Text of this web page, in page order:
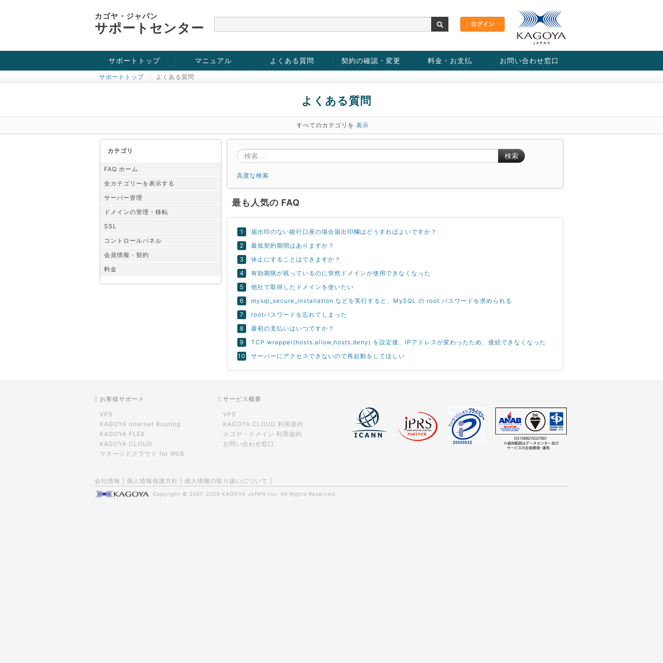
カゴヤ・ジャパン
サポートセンター
サポートトップ
お役立ち情報
チュートリアル
障害・メンテナンス情報
マニュアル よくある質問 契約の確認・変更 料金・お支払 お問い合わせ窓口
サポートトップ よくある質問
よくある質問
すべてのカテゴリを 表示
カテゴリ
FAQ ホーム
全カテゴリーを表示する
サーバー管理
ドメインの管理・移転
SSL
コントロールパネル
会員情報・契約
料金
検索
高度な検索
最も人気の FAQ
届出印のない銀行口座の場合届出印欄はどうすればよいですか？
最低契約期間はありますか？
休止にすることはできますか？
有効期限が残っているのに突然ドメインが使用できなくなった
他社で取得したドメインを使いたい
mysql_secure_installation などを実行すると、MySQL の root パスワードを求められる
rootパスワードを忘れてしまった
最初の支払いはいつですか？
TCP wrapper(hosts.allow,hosts.deny) を設定後、IPアドレスが変わったため、接続できなくなった
サーバーにアクセスできないので再起動をしてほしい
お客様サポート
VPS
KAGOYA Internet Routing
KAGOYA FLEX
KAGOYA CLOUD
マネージドクラウド for WEB
サービス概要
VPS
KAGOYA CLOUD 利用規約
カゴヤ・ドメイン 利用規約
お問い合わせ窓口
会社情報 個人情報保護方針 個人情報の取り扱いについて
Copyright © 2007-2020 KAGOYA JAPAN Inc. All Rights Reserved.